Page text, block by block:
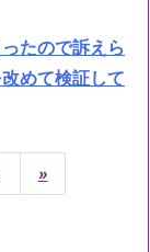
たので訴えら
めて検証して
»